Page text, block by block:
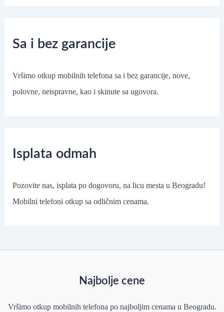
Sa i bez garancije
Vršimo otkup mobilnih telefona sa i bez garancije, nove,
polovne, neispravne, kao i skinute sa ugovora.
Isplata odmah
Pozovite nas, isplata po dogovoru, na licu mesta u Beogradu!
Mobilni telefoni otkup sa odličnim cenama.
Najbolje cene
Vršimo otkup mobilnih telefona po najboljim cenama u Beogradu.